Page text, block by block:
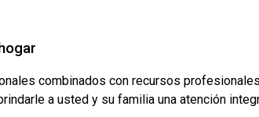
combinados con recursos
a usted y su familia una atención